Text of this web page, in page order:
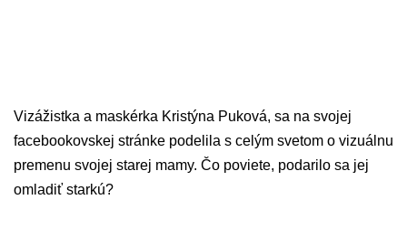
Vizážistka a maskérka Kristýna Puková, sa na svojej
facebookovskej stránke podelila s celým svetom o vizuálnu
premenu svojej starej mamy. Čo poviete, podarilo sa jej
omladiť starkú?